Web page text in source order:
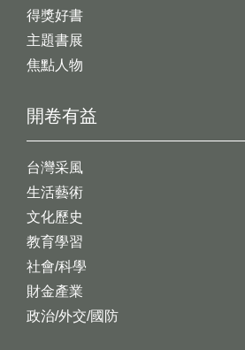
開卷有益
台灣采風
生活藝術
文化歷史
教育學習
社會/科學
財金產業
政治/外交/國防
得獎好書
主題書展
焦點人物